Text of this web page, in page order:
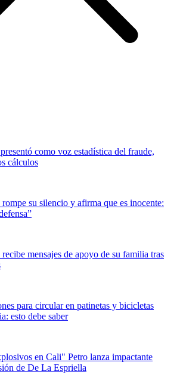
como voz estadística del fraude,
cálculos
su silencio y afirma que es inocente:
mensajes de apoyo de su familia tras
para circular en patinetas y bicicletas
esto debe saber
en Cali" Petro lanza impactante
de De La Espriella